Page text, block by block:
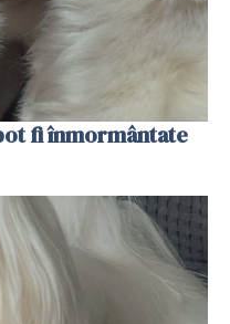
fi înmormântate